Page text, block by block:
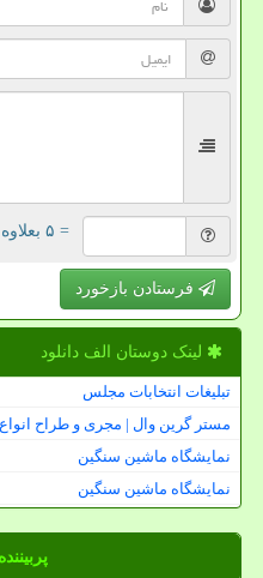
= ۵ بعلاوه ۵
فرستادن بازخورد
لینک دوستان الف دانلود
تبلیغات انتخابات مجلس
مستر گرین وال | مجری و طراح انواع
نمایشگاه ماشین سنگین
نمایشگاه ماشین سنگین